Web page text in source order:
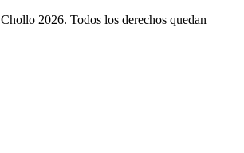
Chollo 2026. Todos los derechos quedan